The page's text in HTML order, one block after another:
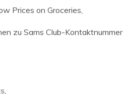
Prices on Groceries,
zu Sams Club-Kontaktnummer